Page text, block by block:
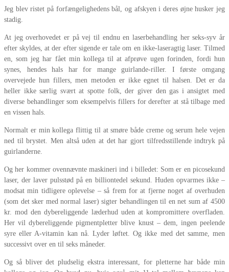
Jeg blev ristet på forfængelighedens bål, og afskyen i deres øjne husker jeg
stadig.
At jeg overhovedet er på vej til endnu en laserbehandling her seks-syv år
efter skyldes, at der efter sigende er tale om en ikke-laseragtig laser. Tilmed
en, som jeg har fået min kollega til at afprøve ugen forinden, fordi hun
synes, hendes hals har for mange guirlande-riller. I første omgang
overvejede hun fillers, men metoden er ikke egnet til halsen. Det er da
heller ikke særlig svært at spotte folk, der giver den gas i ansigtet med
diverse behandlinger som eksempelvis fillers for derefter at stå tilbage med
en vissen hals.
Normalt er min kollega flittig til at smøre både creme og serum hele vejen
ned til brystet. Men altså uden at det har gjort tilfredsstillende indtryk på
guirlanderne.
Og her kommer ovennævnte maskineri ind i billedet: Som er en picosekund
laser, der laver pulsstød på en billiontedel sekund. Huden opvarmes ikke –
modsat min tidligere oplevelse – så frem for at fjerne noget af overhuden
(som det sker med normal laser) sigter behandlingen til en net sum af 4500
kr. mod den dybereliggende læderhud uden at kompromittere overfladen.
Her vil dybereliggende pigmentpletter blive knust – dem, ingen peelende
syre eller A-vitamin kan nå. Lyder løftet. Og ikke med det samme, men
successivt over en til seks måneder.
Og så bliver det pludselig ekstra interessant, for pletterne har både min